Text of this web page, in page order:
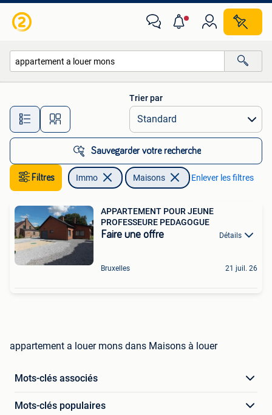
Toutes les distances…
Trier par
Sauvegarder votre recherche
Filtres Immo Maisons Enlever les filtres
APPARTEMENT POUR JEUNE
PROFESSEURE PEDAGOGUE
Faire une offre Détails
Bruxelles 21 juil. 26
appartement a louer mons dans Maisons à louer
Mots-clés associés
Mots-clés populaires